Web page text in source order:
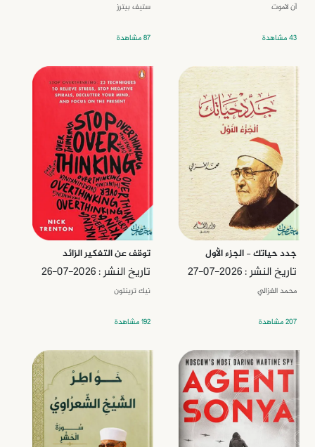
آن لاموت
43 مشاهدة
ستيف بيترز
87 مشاهدة
جدد حياتك - الجزء الأول
تاريخ النشر : 2026-07-27
محمد الغزالي
207 مشاهدة
توقف عن التفكير الزائد
تاريخ النشر : 2026-07-26
نيك ترينتون
192 مشاهدة